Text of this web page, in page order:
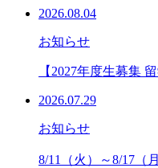
2026.08.04
お知らせ
【2027年度生募集
2026.07.29
お知らせ
8/11（火）～8/17（